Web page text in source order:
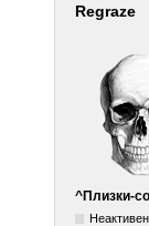
Regraze
^Плизки-
Неактивен